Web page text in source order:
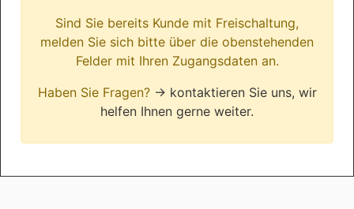
Sind Sie bereits Kunde mit Freischaltung,
melden Sie sich bitte über die obenstehenden
Felder mit Ihren Zugangsdaten an.
Haben Sie Fragen? → kontaktieren Sie uns, wir
helfen Ihnen gerne weiter.